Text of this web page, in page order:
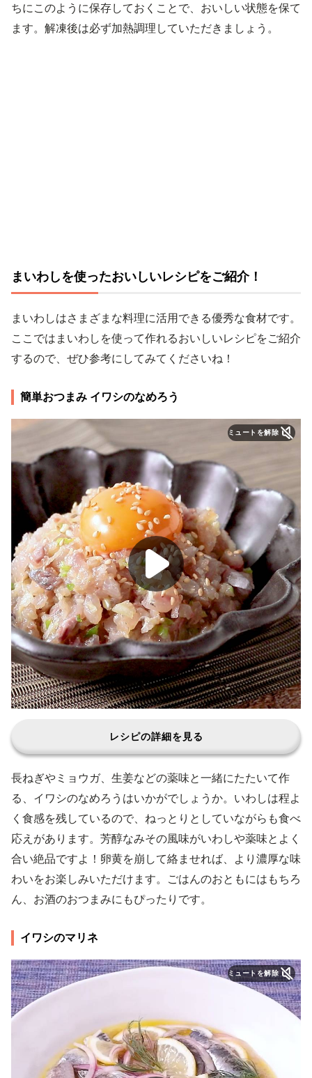
ちにこのように保存しておくことで、おいしい状態を保て
ます。解凍後は必ず加熱調理していただきましょう。
まいわしを使ったおいしいレシピをご紹介！
まいわしはさまざまな料理に活用できる優秀な食材です。
ここではまいわしを使って作れるおいしいレシピをご紹介
するので、ぜひ参考にしてみてくださいね！
簡単おつまみ イワシのなめろう
ミュートを解除
レシピの詳細を見る
長ねぎやミョウガ、生姜などの薬味と一緒にたたいて作
る、イワシのなめろうはいかがでしょうか。いわしは程よ
く食感を残しているので、ねっとりとしていながらも食べ
応えがあります。芳醇なみその風味がいわしや薬味とよく
合い絶品ですよ！卵黄を崩して絡ませれば、より濃厚な味
わいをお楽しみいただけます。ごはんのおともにはもちろ
ん、お酒のおつまみにもぴったりです。
イワシのマリネ
ミュートを解除